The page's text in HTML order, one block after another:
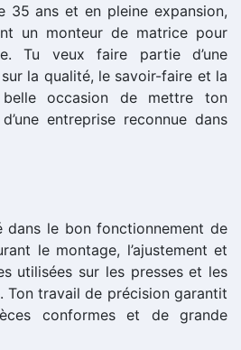
35 ans et en pleine expansion,
un monteur de matrice pour
Tu veux faire partie d’une
la qualité, le savoir-faire et la
occasion de mettre ton
entreprise reconnue dans
dans le bon fonctionnement de
le montage, l’ajustement et
utilisées sur les presses et les
Ton travail de précision garantit
conformes et de grande